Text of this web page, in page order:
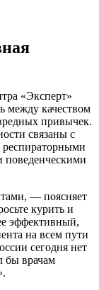
«Эксперт»
между качеством
привычек.
связаны с
респираторными
поведенческими
— поясняет
курить и
эффективный,
на всем пути
сегодня нет
бы врачам